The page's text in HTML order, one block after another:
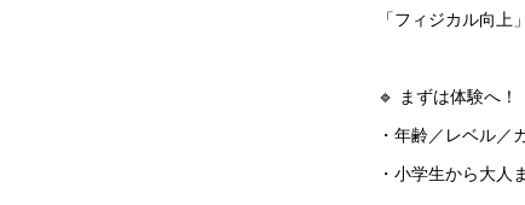
「フィジカル向上
🔹 まずは体験へ！
・年齢／レベル／
・小学生から大人